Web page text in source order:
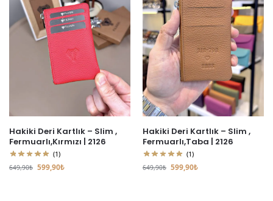
Hakiki Deri Kartlık – Slim ,
Fermuarlı,Kırmızı | 2126
(1)
649,90₺ 599,90₺
Hakiki Deri Kartlık – Slim ,
Fermuarlı,Taba | 2126
(1)
649,90₺ 599,90₺